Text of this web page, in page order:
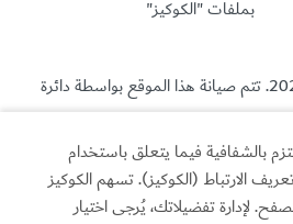
بالشفافية فيما يتعلق باستخدام
الارتباط (الكوكيز). تسهم الكوكيز
لإدارة تفضيلاتك، يُرجى اختيار
بملفات "الكوكيز"
حقوق النشر محفوظة © 2026. تتم صيانة هذا الموقع بواسطة دائرة
سياسة الخصوصية